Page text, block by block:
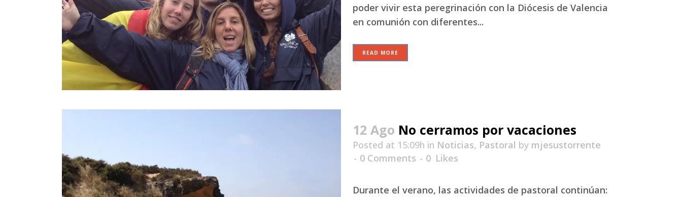
poder vivir esta peregrinación con la Diócesis de Valencia
en comunión con diferentes...
READ MORE
12 Ago No cerramos por vacaciones
Posted at 15:09h in Noticias, Pastoral by mjesustorrente
0 Comments
0 Likes
Durante el verano, las actividades de pastoral continúan: